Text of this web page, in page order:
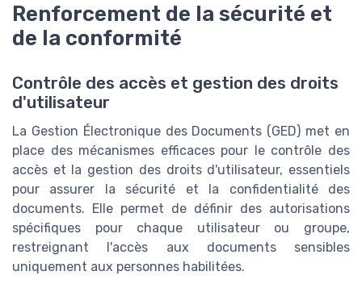
Renforcement de la sécurité et
de la conformité
Contrôle des accès et gestion des droits
d'utilisateur
La Gestion Électronique des Documents (GED) met en
place des mécanismes efficaces pour le contrôle des
accès et la gestion des droits d'utilisateur, essentiels
pour assurer la sécurité et la confidentialité des
documents. Elle permet de définir des autorisations
spécifiques pour chaque utilisateur ou groupe,
restreignant l'accès aux documents sensibles
uniquement aux personnes habilitées.